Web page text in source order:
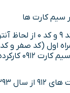
باشد. طبق مشاهداتی که از سال های گذشته داشته
به خط 0 به ارزشش افزوده می شود.
می باشد.